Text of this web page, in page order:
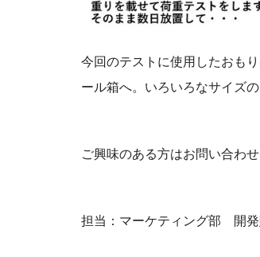
今回のテストに使用したおも
ール箱へ。いろいろなサイズ
ご興味のある方はお問い合わせ
担当：マーケティング部 開